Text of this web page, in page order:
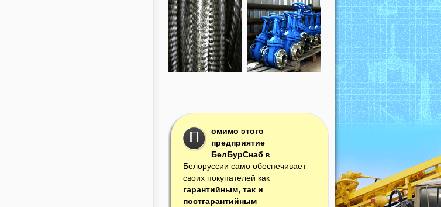
П
омимо этого
предприятие
БелБурСнаб в
Белоруссии само обеспечивает
своих покупателей как
гарантийным, так и
постгарантийным